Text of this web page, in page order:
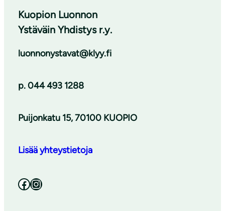
Kuopion Luonnon
Ystäväin Yhdistys r.y.
luonnonystavat@klyy.fi
p. 044 493 1288
Puijonkatu 15, 70100 KUOPIO
Lisää yhteystietoja
Facebook Instagram